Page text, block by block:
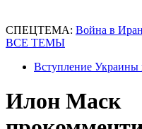
СПЕЦТЕМА: Война в
ВСЕ ТЕМЫ
Вступление
Илон Маск